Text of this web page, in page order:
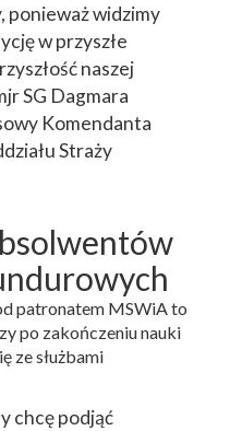
widzimy
w przyszłe
naszej
SG Dagmara
Komendanta
Straży
patronatem MSWiA to
po zakończeniu nauki
ze służbami
chcę podjąć